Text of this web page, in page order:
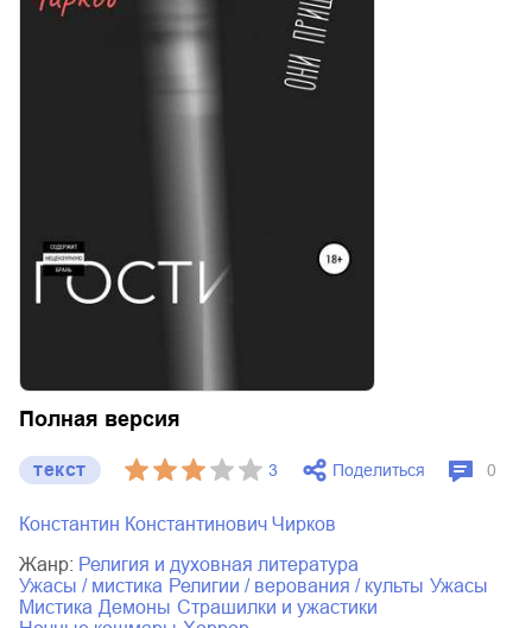
Полная версия
текст 3 Поделиться 0
Константин Константинович Чирков
Жанр:
религия и духовная литература
ужасы / мистика
религии / верования / культы
ужасы
мистика
демоны
страшилки и ужастики